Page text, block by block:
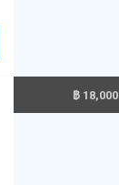
฿ 18,000